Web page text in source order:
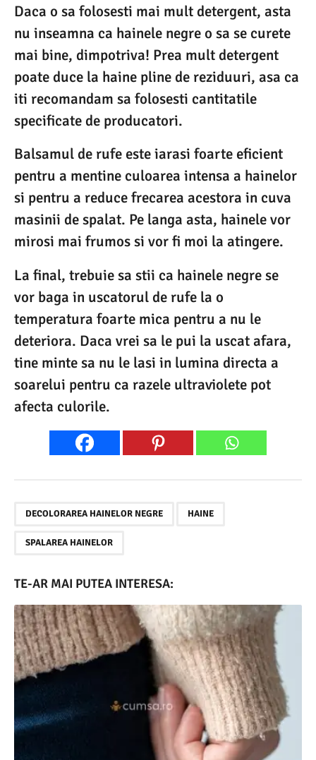
Daca o sa folosesti mai mult detergent, asta
nu inseamna ca hainele negre o sa se curete
mai bine, dimpotriva! Prea mult detergent
poate duce la haine pline de reziduuri, asa ca
iti recomandam sa folosesti cantitatile
specificate de producatori.
Balsamul de rufe este iarasi foarte eficient
pentru a mentine culoarea intensa a hainelor
si pentru a reduce frecarea acestora in cuva
masinii de spalat. Pe langa asta, hainele vor
mirosi mai frumos si vor fi moi la atingere.
La final, trebuie sa stii ca hainele negre se
vor baga in uscatorul de rufe la o
temperatura foarte mica pentru a nu le
deteriora. Daca vrei sa le pui la uscat afara,
tine minte sa nu le lasi in lumina directa a
soarelui pentru ca razele ultraviolete pot
afecta culorile.
DECOLORAREA HAINELOR NEGRE HAINE
SPALAREA HAINELOR
TE-AR MAI PUTEA INTERESA: